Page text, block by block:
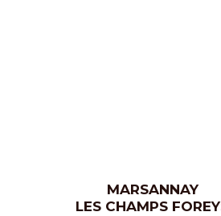
MARSANNAY
LES CHAMPS